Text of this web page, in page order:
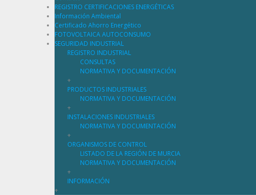
REGISTRO CERTIFICACIONES ENERGÉTICAS
Información Ambiental
Certificado Ahorro Energético
FOTOVOLTAICA AUTOCONSUMO
SEGURIDAD INDUSTRIAL
REGISTRO INDUSTRIAL
CONSULTAS
NORMATIVA Y DOCUMENTACIÓN
+
PRODUCTOS INDUSTRIALES
NORMATIVA Y DOCUMENTACIÓN
+
INSTALACIONES INDUSTRIALES
NORMATIVA Y DOCUMENTACIÓN
+
ORGANISMOS DE CONTROL
LISTADO DE LA REGIÓN DE MURCIA
NORMATIVA Y DOCUMENTACIÓN
+
INFORMACIÓN
+